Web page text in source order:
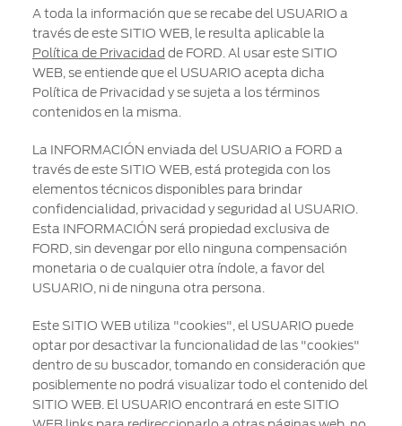
A toda la información que se recabe del USUARIO a
través de este SITIO WEB, le resulta aplicable la
Política de Privacidad de FORD. Al usar este SITIO
WEB, se entiende que el USUARIO acepta dicha
Política de Privacidad y se sujeta a los términos
contenidos en la misma.
La INFORMACIÓN enviada del USUARIO a FORD a
través de este SITIO WEB, está protegida con los
elementos técnicos disponibles para brindar
confidencialidad, privacidad y seguridad al USUARIO.
Esta INFORMACIÓN será propiedad exclusiva de
FORD, sin devengar por ello ninguna compensación
monetaria o de cualquier otra índole, a favor del
USUARIO, ni de ninguna otra persona.
Este SITIO WEB utiliza "cookies", el USUARIO puede
optar por desactivar la funcionalidad de las "cookies"
dentro de su buscador, tomando en consideración que
posiblemente no podrá visualizar todo el contenido del
SITIO WEB. El USUARIO encontrará en este SITIO